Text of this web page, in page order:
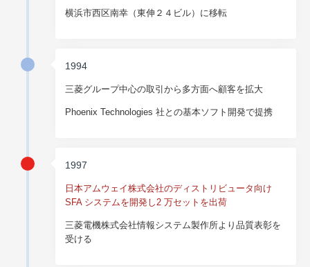
横浜市西区南幸（東伸２４ビル）に移転
1994
三菱グループ中心の取引から多方面へ顧客を拡大
Phoenix Technologies 社との基本ソフト開発で提携
1997
日本アムウェイ株式会社のディストリビュータ向け
SFA システムを開発し2 万セットを出荷
三菱電機株式会社情報システム製作所より品質表彰を
受ける